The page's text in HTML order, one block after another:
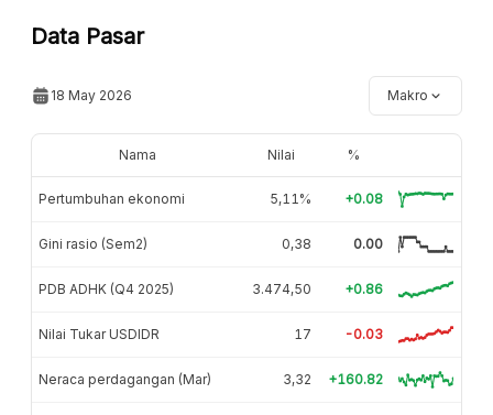
Data Pasar
18 May 2026 Makro
Nama Nilai %
Pertumbuhan ekonomi 5,11% +0.08
Gini rasio (Sem2) 0,38 0.00
PDB ADHK (Q4 2025) 3.474,50 +0.86
Nilai Tukar USDIDR 17 -0.03
Neraca perdagangan (Mar) 3,32 +160.82